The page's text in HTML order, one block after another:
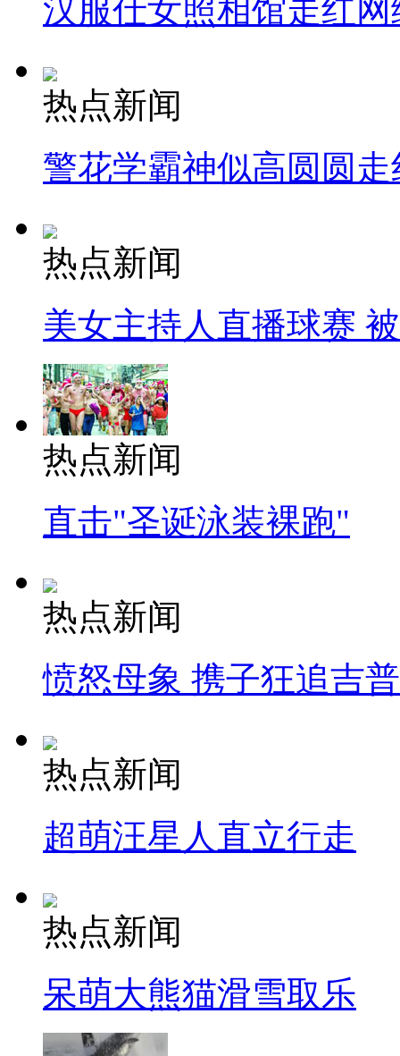
汉服仕女照相馆走红网
热点新闻
警花学霸神似高圆圆走
热点新闻
美女主持人直播球赛
热点新闻
直击"圣诞泳装裸跑"
热点新闻
愤怒母象 携子狂追吉
热点新闻
超萌汪星人直立行走
热点新闻
呆萌大熊猫滑雪取乐